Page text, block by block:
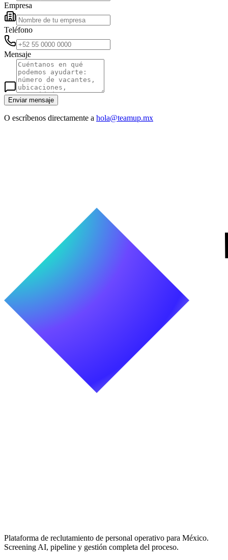
Empresa
Teléfono
Mensaje
Enviar mensaje
O escríbenos directamente a hola@teamup.mx
Plataforma de reclutamiento de personal operativo para México.
Screening AI, pipeline y gestión completa del proceso.